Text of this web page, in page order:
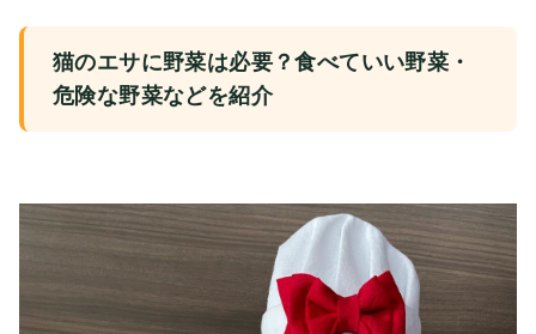
猫のエサに野菜は必要？食べていい野菜・
危険な野菜などを紹介